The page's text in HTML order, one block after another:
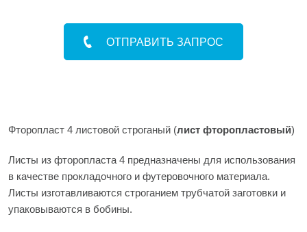
ОТПРАВИТЬ ЗАПРОС
Фторопласт 4 листовой строганый (лист фторопластовый)
Листы из фторопласта 4 предназначены для использования
в качестве прокладочного и футеровочного материала.
Листы изготавливаются строганием трубчатой заготовки и
упаковываются в бобины.